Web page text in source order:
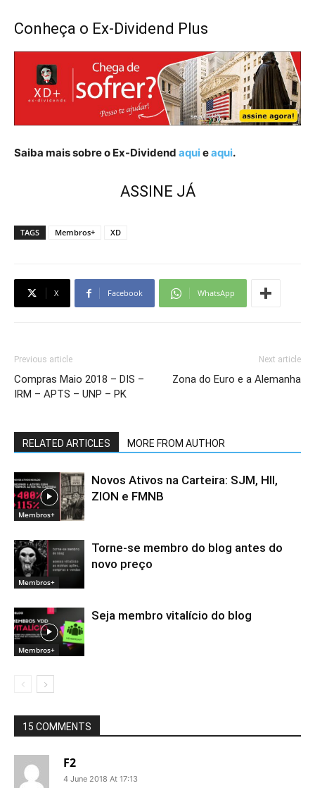
Conheça o Ex-Dividend Plus
Saiba mais sobre o Ex-Dividend aquieaqui.
ASSINE JÁ
TAGS Membros+ XD
X Facebook WhatsApp
Previous article
Compras Maio 2018 – DIS –
IRM – APTS – UNP – PK
Next article
Zona do Euro e a Alemanha
RELATED ARTICLES MORE FROM AUTHOR
Membros+
Novos Ativos na Carteira: SJM, HII,
ZION e FMNB
Membros+
Torne-se membro do blog antes do
novo preço
Membros+
Seja membro vitalício do blog
15 COMMENTS
F2
4 June 2018 At 17:13